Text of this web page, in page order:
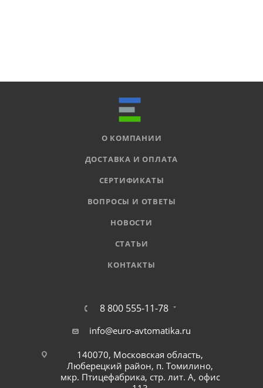
О КОМПАНИИ
ДОСТАВКА И ОПЛАТА
СЕРТИФИКАТЫ
ВОПРОСЫ И ОТВЕТЫ
НОВОСТИ
СТАТЬИ
КОНТАКТЫ
8 800 555-11-78
info@euro-avtomatika.ru
140070, Московская область,
Люберецкий район, п. Томилино,
мкр. Птицефабрика, стр. лит. А, офис